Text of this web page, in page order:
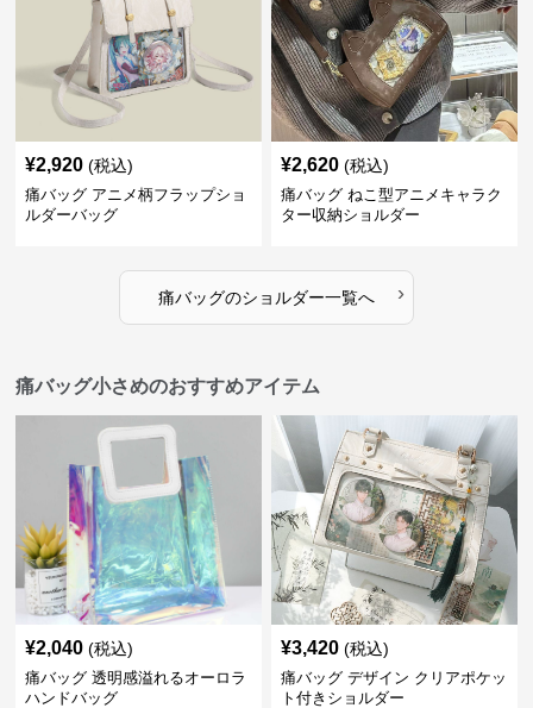
¥2,920 (税込)
痛バッグ アニメ柄フラップショ
ルダーバッグ
¥2,620 (税込)
痛バッグ ねこ型アニメキャラク
ター収納ショルダー
痛バッグのショルダー一覧へ ›
痛バッグ小さめのおすすめアイテム
¥2,040 (税込)
痛バッグ 透明感溢れるオーロラ
ハンドバッグ
¥3,420 (税込)
痛バッグ デザイン クリアポケッ
ト付きショルダー